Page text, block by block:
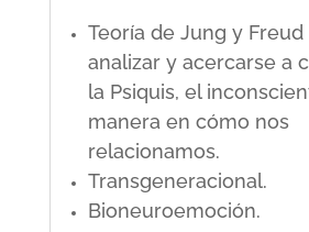
Teoría de Jung y Freud
analizar y acercarse a
la Psiquis, el
manera en cómo nos
relacionamos.
Transgeneracional.
Bioneuroemoción.